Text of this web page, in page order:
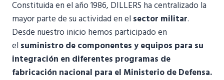
Constituida en el año 1986, DILLERS ha centralizado la
mayor parte de su actividad en el sector militar.
Desde nuestro inicio hemos participado en
el suministro de componentes y equipos para su
integración en diferentes programas de
fabricación nacional para el Ministerio de Defensa.